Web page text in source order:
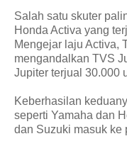
Salah satu skuter
Honda Activa yang
Mengejar laju Activa,
mengandalkan TVS
Jupiter terjual 30.000
Keberhasilan
seperti Yamaha dan
dan Suzuki masuk ke